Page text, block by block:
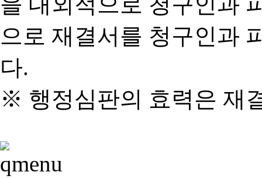
으로 재결서를 청구인과
다.
※ 행정심판의 효력은 재